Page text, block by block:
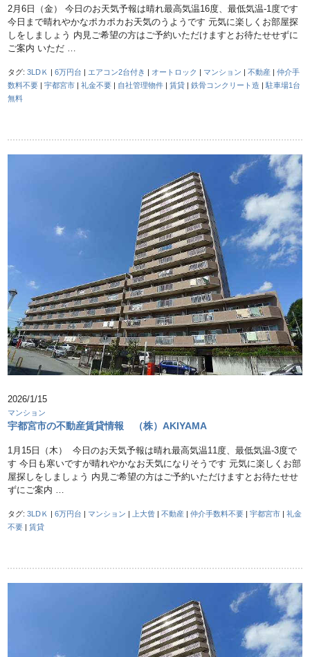
2月6日（金） 今日のお天気予報は晴れ最高気温16度、最低気温-1度です
今日まで晴れやかなポカポカお天気のうようです 元気に楽しくお部屋探
しをしましょう 内見ご希望の方はご予約いただけますとお待たせせずに
ご案内 いただ …
タグ:3LDＫ |6万円台 | エアコン2台付き | オートロック | マンション |不動産 |仲介手
数料不要 |宇都宮市 |礼金不要 | 自社管理物件 |賃貸 |鉄骨コンクリート造 |駐車場1台
無料
2026/1/15
マンション
宇都宮市の不動産賃貸情報 （株）AKIYAMA
1月15日（木） 今日のお天気予報は晴れ最高気温11度、最低気温-3度で
す 今日も寒いですが晴れやかなお天気になりそうです 元気に楽しくお部
屋探しをしましょう 内見ご希望の方はご予約いただけますとお待たせせ
ずにご案内 …
タグ:3LDＫ |6万円台 マンション 上大曾 |不動産 |仲介手数料不要 |宇都宮市 |礼金
不要 |賃貸